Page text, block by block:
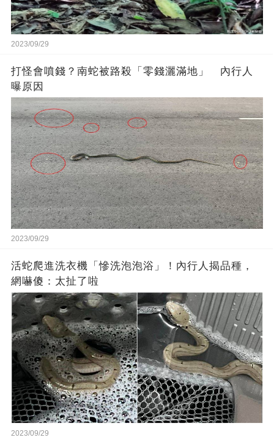
2023/09/29
打怪會噴錢？南蛇被路殺「零錢灑滿地」 內行人
曝原因
2023/09/29
活蛇爬進洗衣機「慘洗泡泡浴」！內行人揭品種，
網嚇傻：太扯了啦
2023/09/29